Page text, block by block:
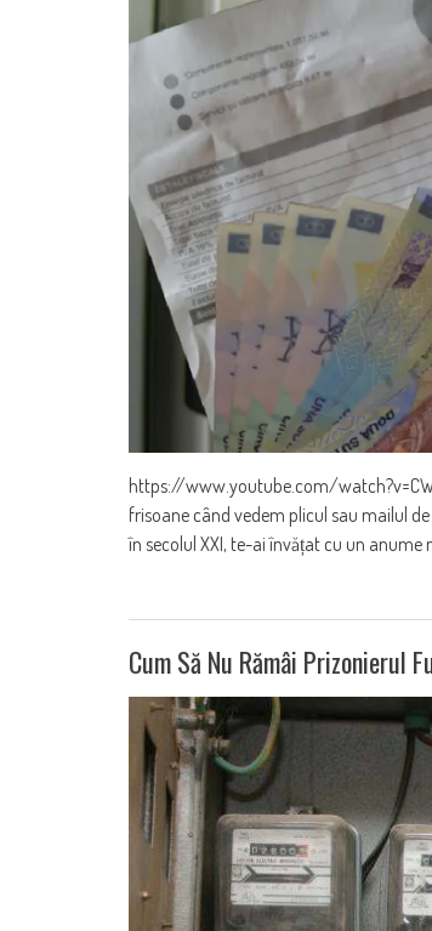
https://www.youtube.com/
frisoane când vedem plicul sau mailul
în secolul XXI, te-ai învățat cu un anume
Cum Să Nu Rămâi Prizonierul